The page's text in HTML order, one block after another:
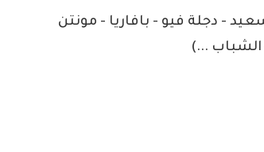
- دجلة فيو - بافاريا - مونتن
...)